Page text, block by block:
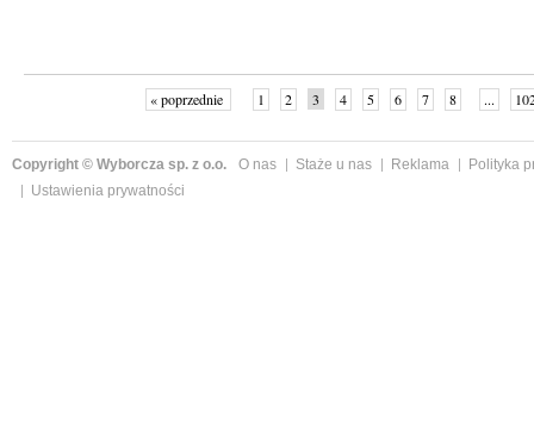
« poprzednie 1 2 3 4 5 6 7 8 ...
Copyright © Wyborcza sp. z o.o. O nas Staże u nas Reklama
Polityka
Ustawienia prywatności